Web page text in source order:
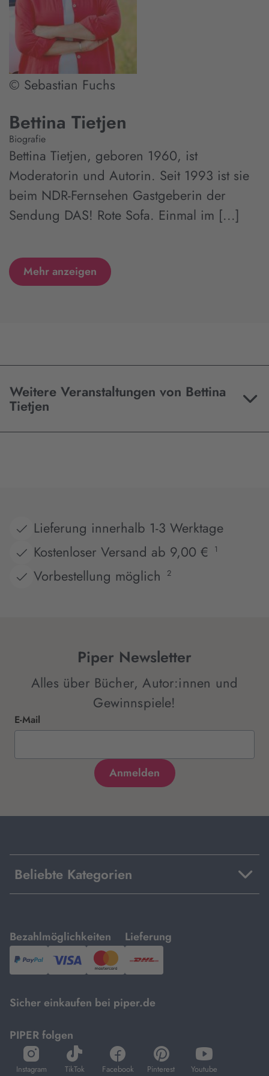
© Sebastian Fuchs
Bettina Tietjen
Biografie
Bettina Tietjen, geboren 1960, ist
Moderatorin und Autorin. Seit 1993 ist sie
beim NDR-Fernsehen Gastgeberin der
Sendung DAS! Rote Sofa. Einmal im [...]
Mehr anzeigen
Weitere Veranstaltungen von Bettina
Tietjen
Lieferung innerhalb 1-3 Werktage
Kostenloser Versand ab 9,00 €
1
Vorbestellung möglich 2
Piper Newsletter
Alles über Bücher, Autor:innen und
Gewinnspiele!
E-Mail
Beliebte Kategorien
Bezahlmöglichkeiten
mit
PayPal,Visa
und
Lieferung
mit
DHL.
Sicher einkaufen bei piper.de
PIPER folgen
Instagram
öffnet
in
TikTok
öffnet
in
Facebook
öffnet
in
Pinterest
öffnet
in
Youtube
öffnet
in